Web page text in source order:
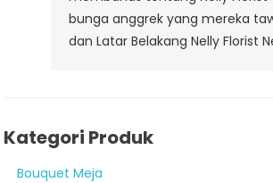
bunga anggrek yang mereka
dan Latar Belakang Nelly Florist
Kategori Produk
Bouquet Meja